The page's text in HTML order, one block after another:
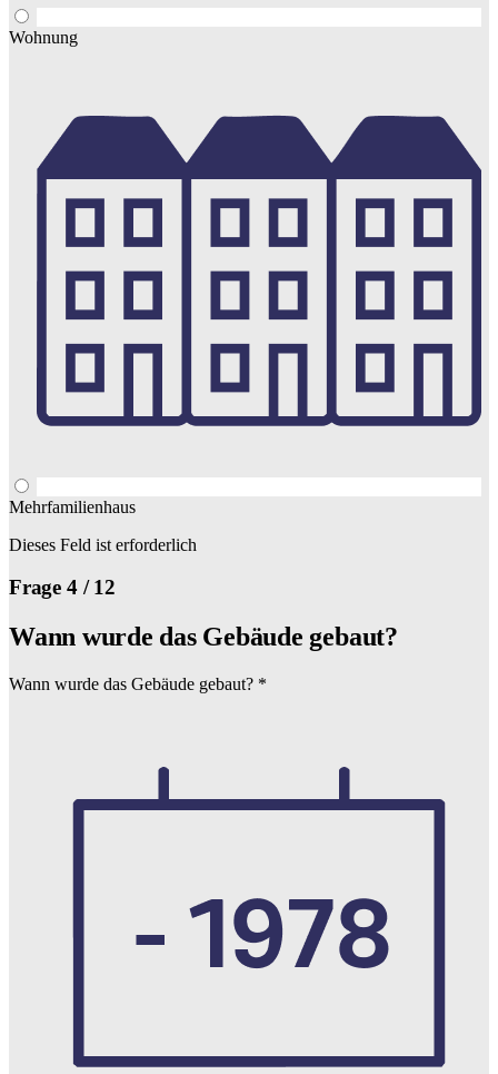
Wohnung
Mehrfamilienhaus
Dieses Feld ist erforderlich
Frage 4 / 12
Wann wurde das Gebäude gebaut?
Wann wurde das Gebäude gebaut? *